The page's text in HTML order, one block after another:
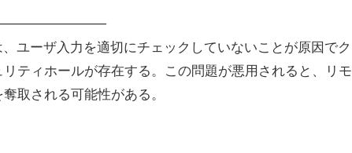
ユーザ入力を適切にチェックしていないことが原因で
ティホールが存在する。この問題が悪用されると、リ
取される可能性がある。